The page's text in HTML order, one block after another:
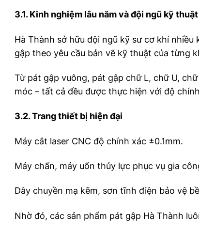
3.1. Kinh nghiệm lâu năm và đội ngũ kỹ
Hà Thành sở hữu đội ngũ kỹ sư cơ khí
gập theo yêu cầu bản vẽ kỹ thuật của từng
Từ pát gập vuông, pát gập chữ L, chữ U,
móc – tất cả đều được thực hiện với độ
3.2. Trang thiết bị hiện đại
Máy cắt laser CNC độ chính xác ±0.1mm.
Máy chấn, máy uốn thủy lực phục vụ gia
Dây chuyền mạ kẽm, sơn tĩnh điện bảo vệ
Nhờ đó, các sản phẩm pát gập Hà Thành